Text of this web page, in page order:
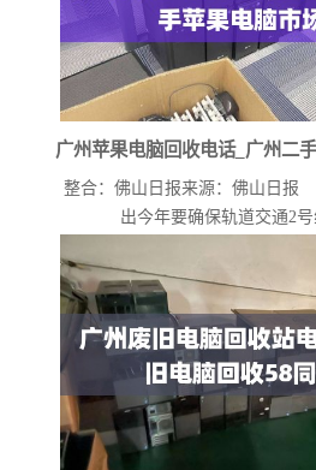
广州苹果电脑回收电话_广州二
整合：佛山日报来源：佛山日报
出今年要确保轨道交通2